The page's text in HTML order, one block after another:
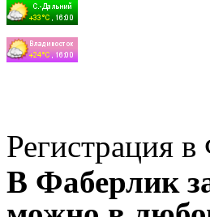
Регистрация
В Фаберлик